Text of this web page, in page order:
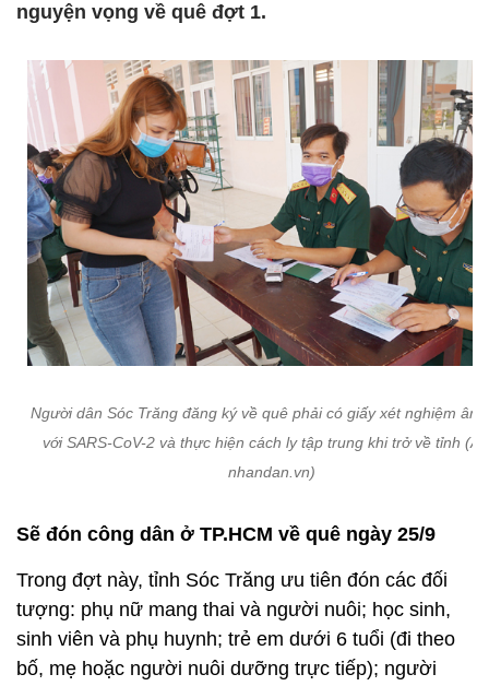
nguyện vọng về quê đợt 1.
Người dân Sóc Trăng đăng ký về quê phải có giấy xét nghiệm âm
với SARS-CoV-2 và thực hiện cách ly tập trung khi trở về tỉnh
nhandan.vn)
Sẽ đón công dân ở TP.HCM về quê ngày 25/9
Trong đợt này, tỉnh Sóc Trăng ưu tiên đón các đối
tượng: phụ nữ mang thai và người nuôi; học sinh,
sinh viên và phụ huynh; trẻ em dưới 6 tuổi (đi theo
bố, mẹ hoặc người nuôi dưỡng trực tiếp); người